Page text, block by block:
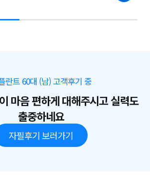
란트 60대 (남) 고객후기 중
마음 편하게 대해주시고 실력도
출중하네요
자필후기 보러가기